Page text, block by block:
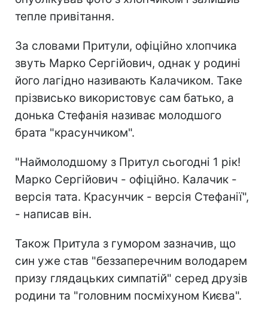
тепле привітання.
За словами Притули, офіційно хлопчика
звуть Марко Сергійович, однак у родині
його лагідно називають Калачиком. Таке
прізвисько використовує сам батько, а
донька Стефанія називає молодшого
брата "красунчиком".
"Наймолодшому з Притул сьогодні 1 рік!
Марко Сергійович - офіційно. Калачик -
версія тата. Красунчик - версія Стефанії",
- написав він.
Також Притула з гумором зазначив, що
син уже став "беззаперечним володарем
призу глядацьких симпатій" серед друзів
родини та "головним посміхуном Києва".